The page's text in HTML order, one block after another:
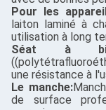
Pour les
laiton laminé à
utilisation à long
Séat à
une résistance à
Le manche:
de surface